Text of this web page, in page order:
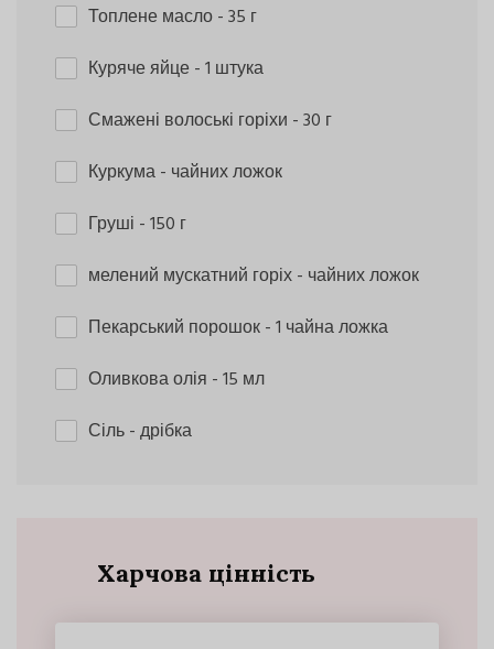
Топлене масло- 35 г
Куряче яйце- 1 штука
Смажені волоські горіхи - 30 г
Куркума- чайних ложок
Груші - 150 г
мелений мускатний горіх- чайних ложок
Пекарський порошок- 1 чайна ложка
Оливкова олія - 15 мл
Сіль- дрібка
Харчова цінність